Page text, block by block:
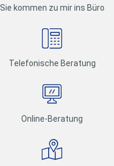
Sie kommen zu mir ins Büro
Telefonische Beratung
Online-Beratung